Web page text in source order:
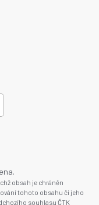
obsah je chráněn
tohoto obsahu či jeho
souhlasu ČTK